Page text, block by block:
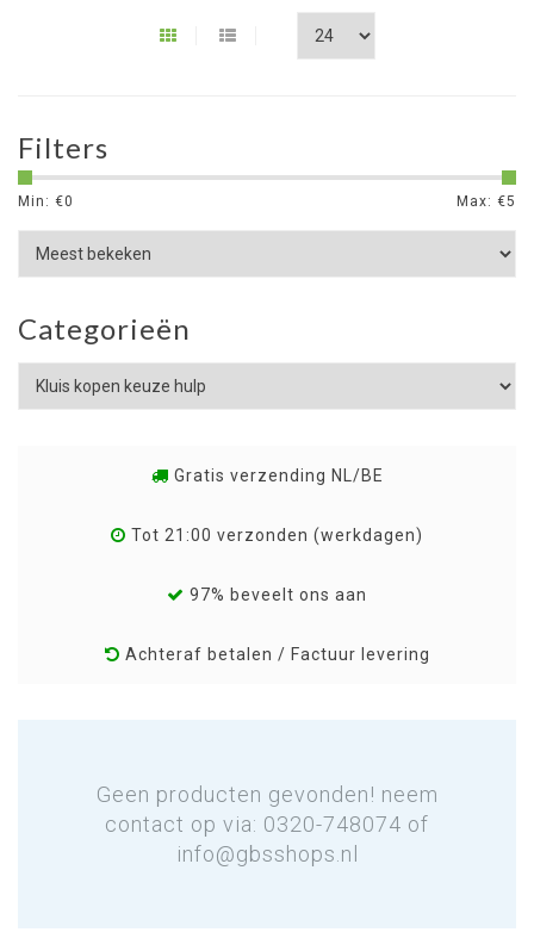
Filters
Min: €0 Max: €5
Categorieën
Gratis verzending NL/BE
Tot 21:00 verzonden (werkdagen)
97% beveelt ons aan
Achteraf betalen / Factuur levering
Geen producten gevonden! neem
contact op via: 0320-748074 of
info@gbsshops.nl